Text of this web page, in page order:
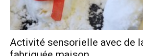
Activité sensorielle avec de